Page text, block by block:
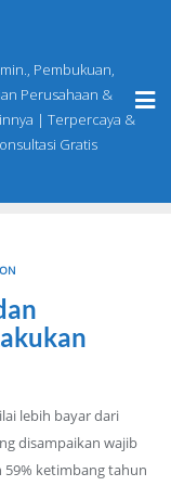
Pembukuan,
Perusahaan &
| Terpercaya &
Gratis
lebih bayar dari
disampaikan wajib
59% ketimbang tahun